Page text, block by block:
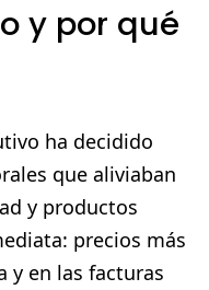
y por qué
ha decidido
que aliviaban
y productos
precios más
y en las facturas